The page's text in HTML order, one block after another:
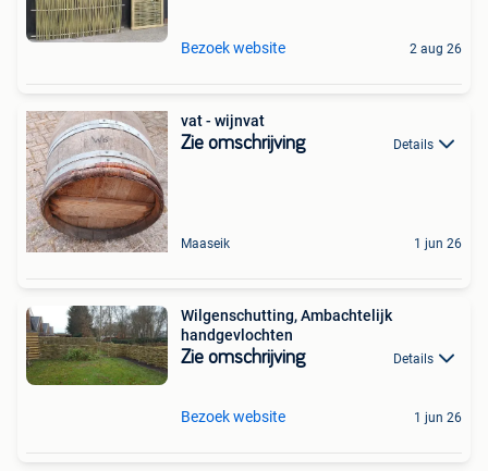
Bezoek website 2 aug 26
vat - wijnvat
Zie omschrijving Details
Maaseik 1 jun 26
Wilgenschutting, Ambachtelijk
handgevlochten
Zie omschrijving Details
Bezoek website 1 jun 26